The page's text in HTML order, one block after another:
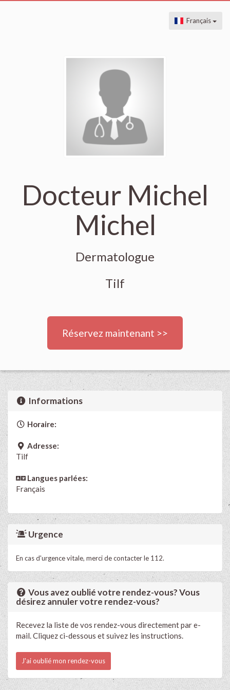
Français
Docteur Michel
Michel
Dermatologue
Tilf
Réservez maintenant >>
Informations
Horaire:
Adresse:
Tilf
Langues parlées:
Français
Urgence
En cas d'urgence vitale, merci de contacter le 112.
Vous avez oublié votre rendez-vous? Vous
désirez annuler votre rendez-vous?
Recevez la liste de vos rendez-vous directement par e-
mail. Cliquez ci-dessous et suivez les instructions.
J'ai oublié mon rendez-vous